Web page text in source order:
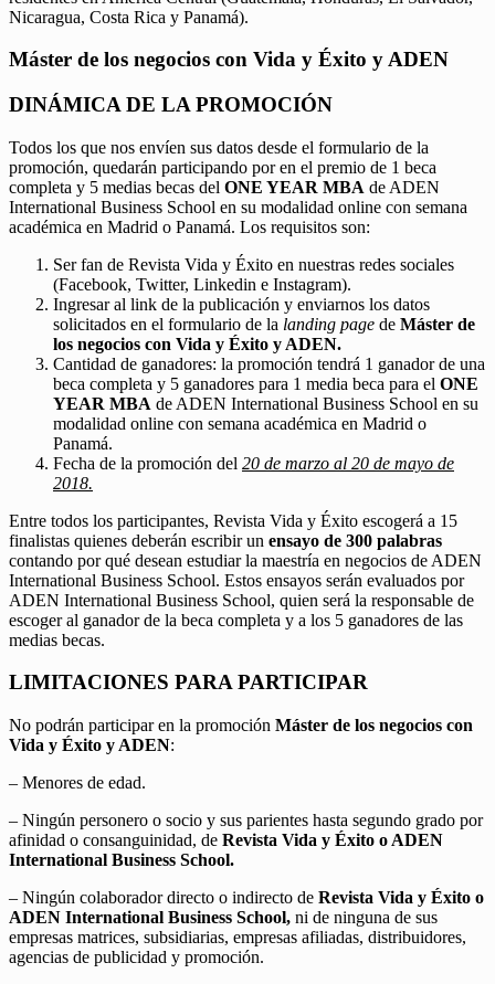
Nicaragua, Costa Rica y Panamá).
Máster de los negocios con Vida y Éxito y ADEN
DINÁMICA DE LA PROMOCIÓN
Todos los que nos envíen sus datos desde el formulario de la
promoción, quedarán participando por en el premio de 1 beca
completa y 5 medias becas del ONE YEAR MBA de ADEN
International Business School en su modalidad online con semana
académica en Madrid o Panamá. Los requisitos son:
Ser fan de Revista Vida y Éxito en nuestras redes sociales
(Facebook, Twitter, Linkedin e Instagram).
Ingresar al link de la publicación y enviarnos los datos
solicitados en el formulario de la landing page de Máster de
los negocios con Vida y Éxito y ADEN.
Cantidad de ganadores: la promoción tendrá 1 ganador de una
beca completa y 5 ganadores para 1 media beca para el ONE
YEAR MBA de ADEN International Business School en su
modalidad online con semana académica en Madrid o
Panamá.
Fecha de la promoción del 20 de marzo al 20 de mayo de
2018.
Entre todos los participantes, Revista Vida y Éxito escogerá a 15
finalistas quienes deberán escribir un ensayo de 300 palabras
contando por qué desean estudiar la maestría en negocios de ADEN
International Business School. Estos ensayos serán evaluados por
ADEN International Business School, quien será la responsable de
escoger al ganador de la beca completa y a los 5 ganadores de las
medias becas.
LIMITACIONES PARA PARTICIPAR
No podrán participar en la promoción Máster de los negocios con
Vida y Éxito y ADEN:
– Menores de edad.
– Ningún personero o socio y sus parientes hasta segundo grado por
afinidad o consanguinidad, de Revista Vida y Éxito o ADEN
International Business School.
– Ningún colaborador directo o indirecto de Revista Vida y Éxito o
ADEN International Business School, ni de ninguna de sus
empresas matrices, subsidiarias, empresas afiliadas, distribuidores,
agencias de publicidad y promoción.